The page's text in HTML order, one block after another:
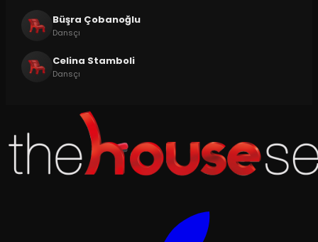
Büşra Çobanoğlu
Dansçı
Celina Stamboli
Dansçı